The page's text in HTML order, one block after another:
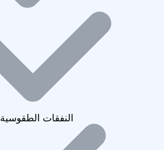
النفقات الطقوسية